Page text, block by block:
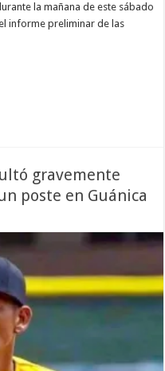
la mañana de este sábado
informe preliminar de las
gravemente
poste en Guánica